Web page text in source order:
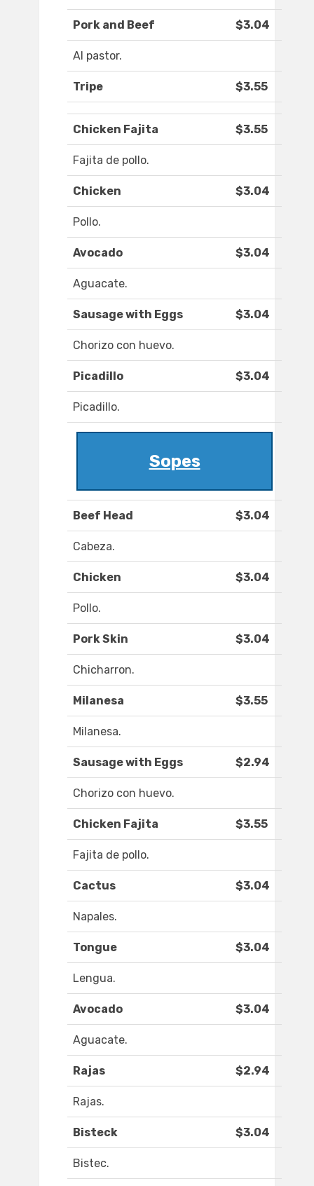
Pork and Beef $3.04
Al pastor.
Tripe $3.55
Chicken Fajita $3.55
Fajita de pollo.
Chicken $3.04
Pollo.
Avocado $3.04
Aguacate.
Sausage with Eggs $3.04
Chorizo con huevo.
Picadillo $3.04
Picadillo.
Sopes
Beef Head $3.04
Cabeza.
Chicken $3.04
Pollo.
Pork Skin $3.04
Chicharron.
Milanesa $3.55
Milanesa.
Sausage with Eggs $2.94
Chorizo con huevo.
Chicken Fajita $3.55
Fajita de pollo.
Cactus $3.04
Napales.
Tongue $3.04
Lengua.
Avocado $3.04
Aguacate.
Rajas $2.94
Rajas.
Bisteck $3.04
Bistec.